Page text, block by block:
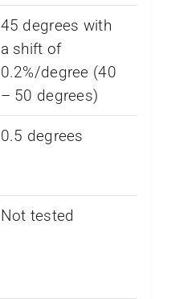
45 degrees with
a shift of
0.2%/degree (40
– 50 degrees)
0.5 degrees
Not tested